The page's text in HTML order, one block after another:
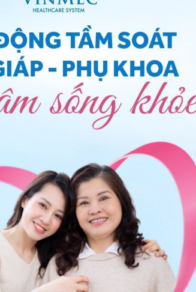
cơ thể
khác:
không cong và không ép xuống